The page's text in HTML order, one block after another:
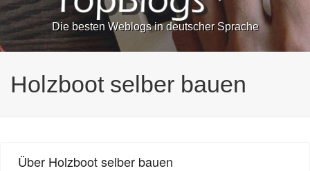
Die besten Weblogs in deutscher Sprache
Holzboot selber bauen
Über Holzboot selber bauen